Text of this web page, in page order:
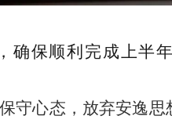
确保顺利完成上半
守心态，放弃安逸